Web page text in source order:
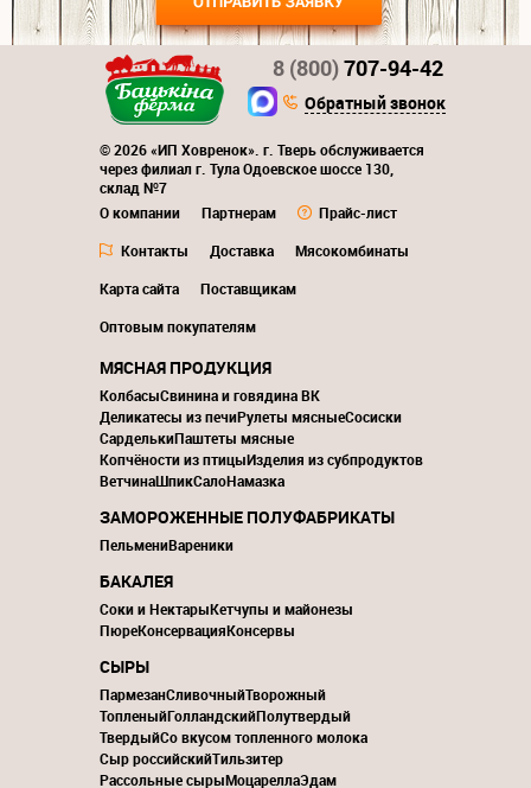
© 2026 «ИП Ховренок». г. Тверь обслуживается
через филиал г. Тула Одоевское шоссе 130,
склад №7
О компании
Партнерам
Прайс-лист
Контакты
Доставка
Мясокомбинаты
Карта сайта
Поставщикам
Оптовым покупателям
8 (800)707-94-42
Обратный звонок
МЯСНАЯ ПРОДУКЦИЯ
КолбасыСвинина и говядина ВК
Деликатесы из печиРулеты мясныеСосиски
СарделькиПаштеты мясные
Копчёности из птицыИзделия из субпродуктов
ВетчинаШпикСалоНамазка
ЗАМОРОЖЕННЫЕ ПОЛУФАБРИКАТЫ
ПельмениВареники
БАКАЛЕЯ
Соки и НектарыКетчупы и майонезы
ПюреКонсервацияКонсервы
СЫРЫ
ПармезанСливочныйТворожный
ТопленыйГолландскийПолутвердый
ТвердыйСо вкусом топленного молока
Сыр российскийТильзитер
Рассольные сырыМоцареллаЭдам